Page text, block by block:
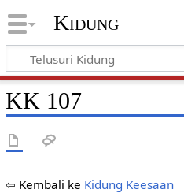
Kidung
KK 107
⇦ Kembali ke Kidung Keesaan